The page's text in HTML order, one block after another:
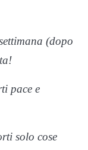
(dopo
pace e
solo cose